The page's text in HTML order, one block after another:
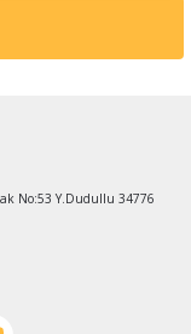
No:53 Y.Dudullu 34776